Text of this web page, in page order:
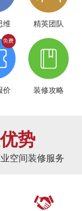
维 精英团队
价 装修攻略
势
空间装修服务